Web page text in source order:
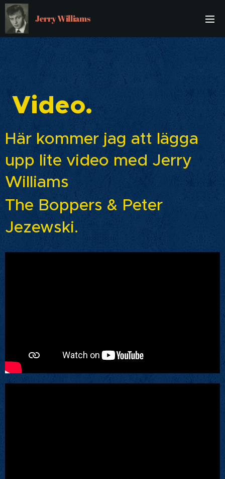
Jerry Williams
Video.
Här kommer jag att lägga
upp lite video med Jerry
Williams
The Boppers & Peter
Jezewski.